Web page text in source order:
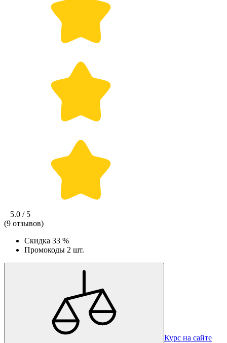
5.0 / 5
(9 отзывов)
Скидка 33 %
Промокоды 2 шт.
Курс на сайте